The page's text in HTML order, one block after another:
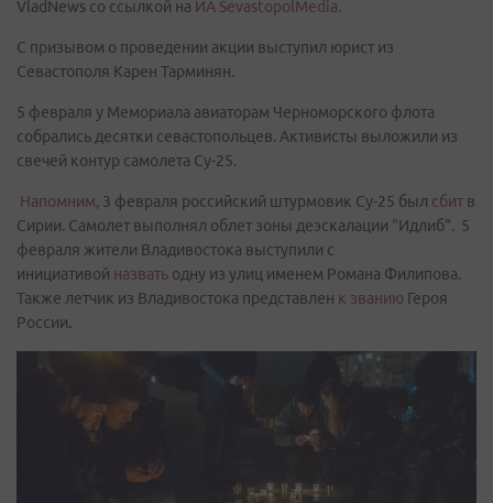
VladNews со ссылкой на ИА SevastopolMedia.
С призывом о проведении акции выступил юрист из
Севастополя Карен Тарминян.
5 февраля у Мемориала авиаторам Черноморского флота
собрались десятки севастопольцев. Активисты выложили из
свечей контур самолета Су-25.
Напомним, 3 февраля российский штурмовик Су-25 был сбит в
Сирии. Самолет выполнял облет зоны деэскалации "Идлиб". 5
февраля жители Владивостока выступили с
инициативой назвать одну из улиц именем Романа Филипова.
Также летчик из Владивостока представлен к званию Героя
России.